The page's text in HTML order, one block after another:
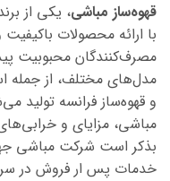
قهوه‌ساز مباشی، یکی از
با ارائه محصولات
مصرف‌کنندگان محبوبیت
مدل‌های مختلف، از جمله
و قهوه‌ساز فرانسه تولید
مباشی، مزایای و
بذکر است شرکت مباشی
خدمات پس ار فروش در